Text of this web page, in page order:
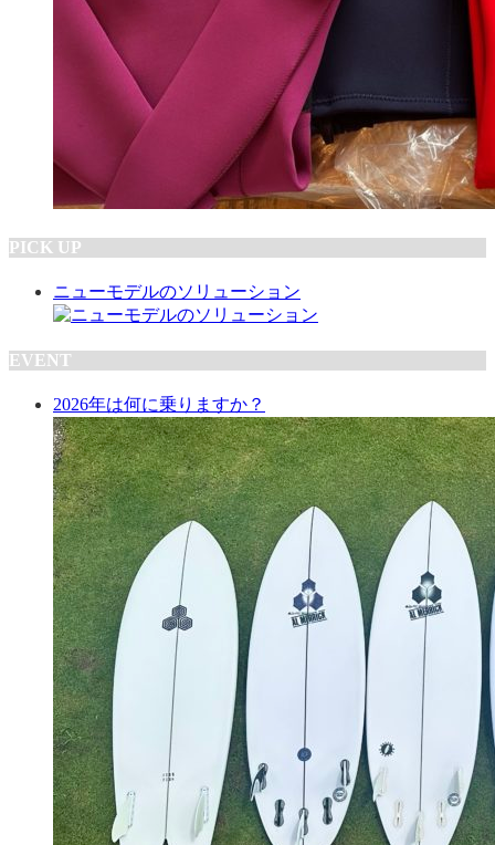
PICK UP
ニューモデルのソリューション
EVENT
2026年は何に乗りますか？